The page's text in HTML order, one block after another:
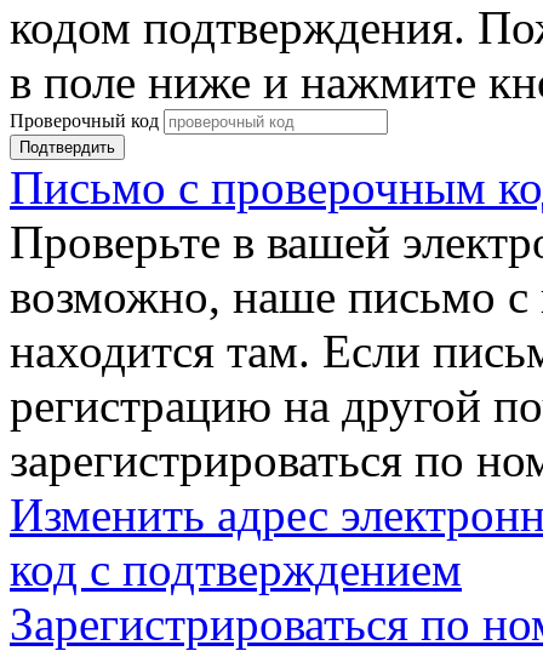
кодом подтверждения.
в поле ниже и нажмите
Проверочный код
Подтвердить
Письмо с проверочным
Проверьте в вашей
возможно, наше письмо с
находится там. Если
регистрацию на другой
зарегистрироваться по
Изменить адрес
код с подтверждением
Зарегистрироваться по